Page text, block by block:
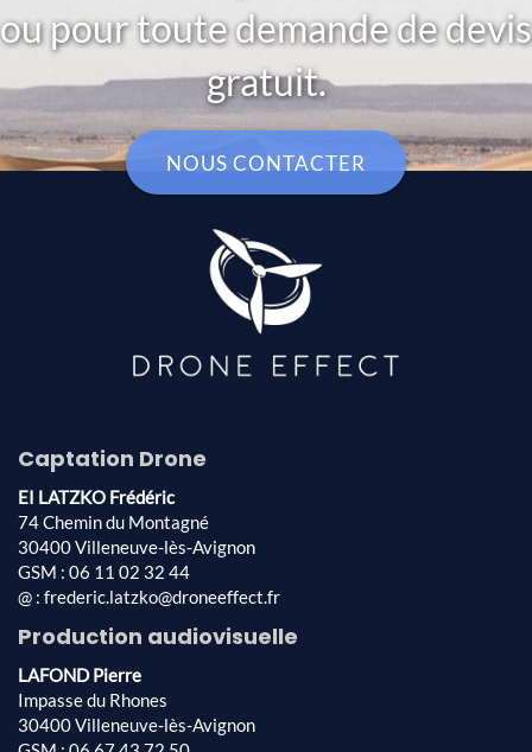
ou pour toute demande de devis
gratuit.
NOUS CONTACTER
Captation Drone
EI LATZKO Frédéric
74 Chemin du Montagné
30400 Villeneuve-lès-Avignon
GSM : 06 11 02 32 44
@ : frederic.latzko@droneeffect.fr
Production audiovisuelle
LAFOND Pierre
Impasse du Rhones
30400 Villeneuve-lès-Avignon